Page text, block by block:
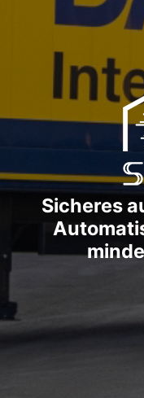
Sicheres